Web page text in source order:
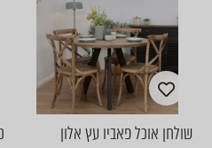
שולחן אוכל פאביו עץ אלון